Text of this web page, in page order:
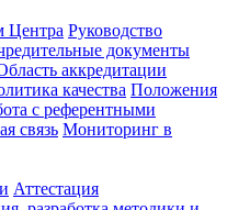
Центра Руководство
документы
аккредитации
качества Положения
с референтными
связь Мониторинг в
Аттестация